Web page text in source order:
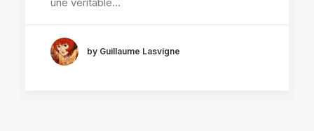
by Guillaume Lasvigne